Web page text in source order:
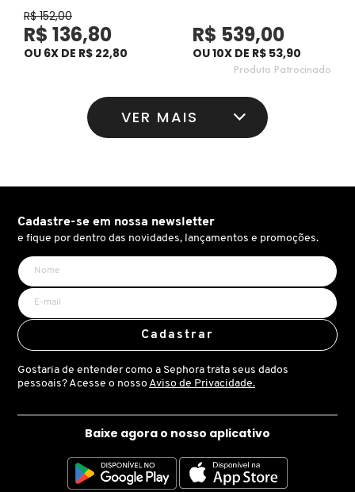
KORRES
L'ORÉAL PROFESSIONNEL
LACOSTE
LA MER
LANCÔME
LANEIGE
LA PRAIRIE
LAURA MERCIER
R$ 136,80
OU 6X DE R$ 22,80
R$ 152,00
R$ 539,00
OU 10X DE R$ 53,90
Produto Patrocinado
VER MAIS
Cadastre-se em nossa newsletter
e fique por dentro das novidades, lançamentos e promoções.
Cadastrar
Gostaria de entender como a Sephora trata seus dados
pessoais? Acesse o nosso Aviso de Privacidade.
Baixe agora o nosso aplicativo